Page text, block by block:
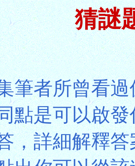
猜謎
筆者所曾看
點是可以啟
，詳細解釋